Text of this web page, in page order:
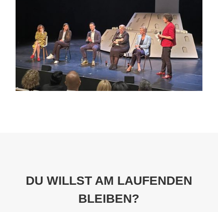
DU WILLST AM LAUFENDEN
BLEIBEN?